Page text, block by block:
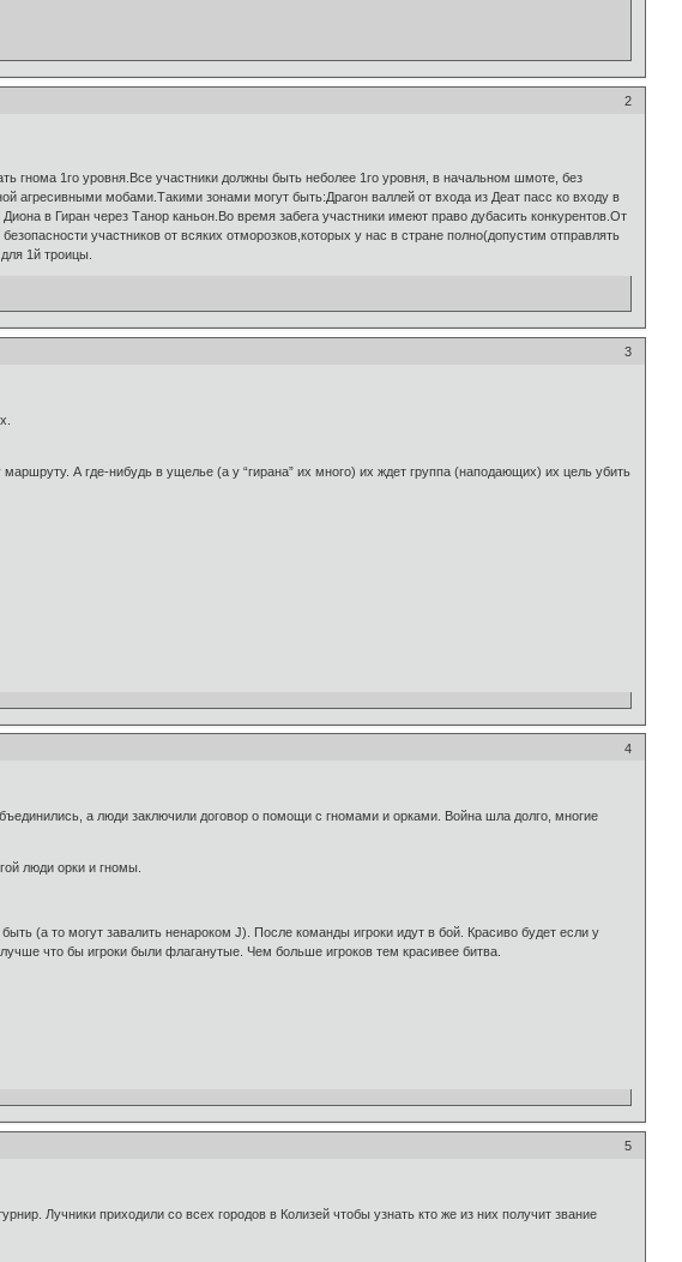
2
гнома 1го уровня.Все участники должны быть неболее 1го уровня, в начальном шмоте, без
агресивными мобами.Такими зонами могут быть:Драгон валлей от входа из Деат пасс ко входу в
в Гиран через Танор каньон.Во время забега участники имеют право дубасить конкурентов.От
участников от всяких отморозков,которых у нас в стране полно(допустим отправлять
1й троицы.
3
А где-нибудь в ущелье (а у “гирана” их много) их ждет группа (наподающих) их цель убить
4
а люди заключили договор о помощи с гномами и орками. Война шла долго, многие
люди орки и гномы.
(а то могут завалить ненароком J). После команды игроки идут в бой. Красиво будет если у
что бы игроки были флаганутые. Чем больше игроков тем красивее битва.
5
Лучники приходили со всех городов в Колизей чтобы узнать кто же из них получит звание